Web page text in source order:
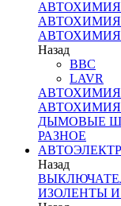
АВТОХИМИЯ
Назад
BBC
LAVR
ДЫМОВЫЕ
РАЗНОЕ
Назад
ИЗОЛЕНТЫ